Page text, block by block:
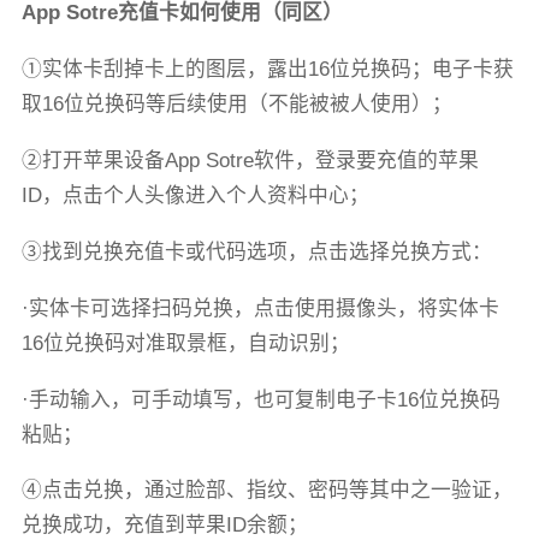
App Sotre充值卡如何使用（同区）
①实体卡刮掉卡上的图层，露出16位兑换码；电子卡获
取16位兑换码等后续使用（不能被被人使用）；
②打开苹果设备App Sotre软件，登录要充值的苹果
ID，点击个人头像进入个人资料中心；
③找到兑换充值卡或代码选项，点击选择兑换方式：
·实体卡可选择扫码兑换，点击使用摄像头，将实体卡
16位兑换码对准取景框，自动识别；
·手动输入，可手动填写，也可复制电子卡16位兑换码
粘贴；
④点击兑换，通过脸部、指纹、密码等其中之一验证，
兑换成功，充值到苹果ID余额；